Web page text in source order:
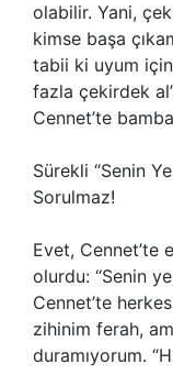
olabilir. Yani,
kimse başa
tabii ki uyum
fazla çekirdek
Cennet’te
Sürekli “Senin
Sorulmaz!
Evet, Cennet’te
olurdu: “Senin
Cennet’te
zihinim ferah,
duramıyorum.